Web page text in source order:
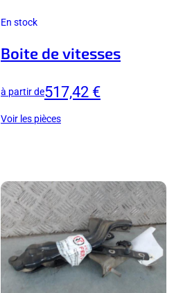
En stock
Boite de vitesses
à partir de517,42 €
Voir les pièces